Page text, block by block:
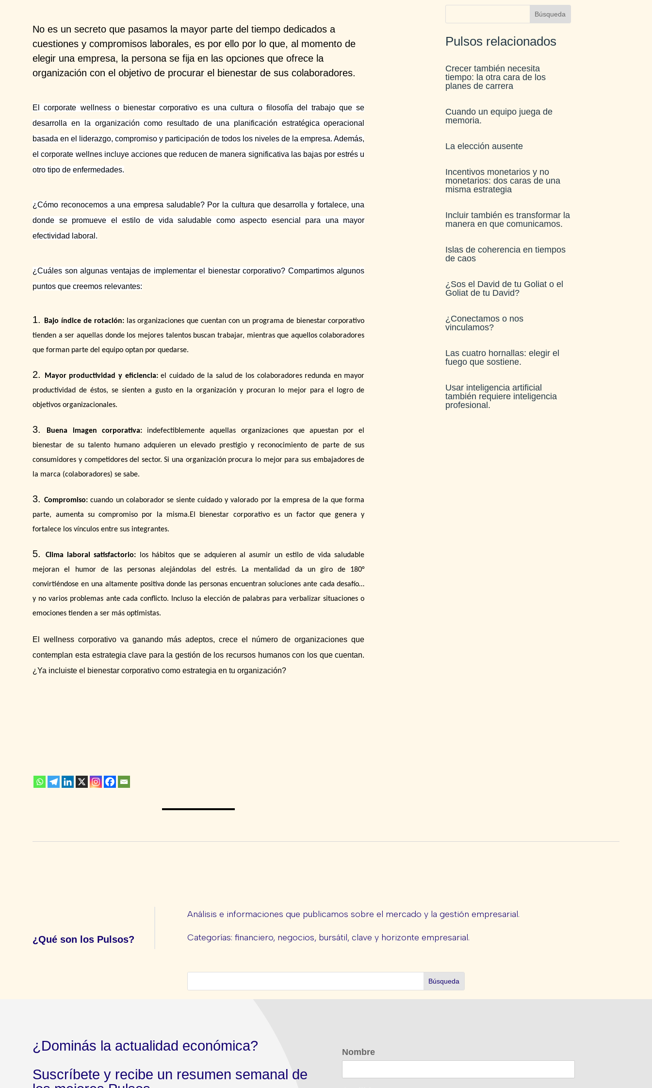
No es un secreto que pasamos la mayor parte del tiempo dedicados a
cuestiones y compromisos laborales, es por ello por lo que, al momento de
elegir una empresa, la persona se fija en las opciones que ofrece la
organización con el objetivo de procurar el bienestar de sus colaboradores.
El corporate wellness o bienestar corporativo es una cultura o filosofía del trabajo que se
desarrolla en la organización como resultado de una planificación estratégica operacional
basada en el liderazgo, compromiso y participación de todos los niveles de la empresa. Además,
el corporate wellnes incluye acciones que reducen de manera significativa las bajas por estrés u
otro tipo de enfermedades.
¿Cómo reconocemos a una empresa saludable? Por la cultura que desarrolla y fortalece, una
donde se promueve el estilo de vida saludable como aspecto esencial para una mayor
efectividad laboral.
¿Cuáles son algunas ventajas de implementar el bienestar corporativo? Compartimos algunos
puntos que creemos relevantes:
Bajo índice de rotación: las organizaciones que cuentan con un programa de bienestar corporativo
tienden a ser aquellas donde los mejores talentos buscan trabajar, mientras que aquellos colaboradores
que forman parte del equipo optan por quedarse.
Mayor productividad y eficiencia:el cuidado de la salud de los colaboradores redunda en mayor
productividad de éstos, se sienten a gusto en la organización y procuran lo mejor para el logro de
objetivos organizacionales.
Buena imagen corporativa: indefectiblemente aquellas organizaciones que apuestan por el
bienestar de su talento humano adquieren un elevado prestigio y reconocimiento de parte de sus
consumidores y competidores del sector. Si una organización procura lo mejor para sus embajadores de
la marca (colaboradores) se sabe.
Compromiso:cuando un colaborador se siente cuidado y valorado por la empresa de la que forma
parte, aumenta su compromiso por la misma.El bienestar corporativo es un factor que genera y
fortalece los vínculos entre sus integrantes.
Clima laboral satisfactorio:
los hábitos que se adquieren al asumir un estilo de vida saludable
mejoran el humor de las personas alejándolas del estrés. La mentalidad da un giro de 180°
convirtiéndose en una altamente positiva donde las personas encuentran soluciones ante cada desafío…
y no varios problemas ante cada conflicto. Incluso la elección de palabras para verbalizar situaciones o
emociones tienden a ser más optimistas.
El wellness corporativo va ganando más adeptos, crece el número de organizaciones que
contemplan esta estrategia clave para la gestión de los recursos humanos con los que cuentan.
¿Ya incluiste el bienestar corporativo como estrategia en tu organización?
Pulsos relacionados
Crecer también necesita
tiempo: la otra cara de los
planes de carrera
Cuando un equipo juega de
memoria.
La elección ausente
Incentivos monetarios y no
monetarios: dos caras de una
misma estrategia
Incluir también es transformar la
manera en que comunicamos.
Islas de coherencia en tiempos
de caos
¿Sos el David de tu Goliat o el
Goliat de tu David?
¿Conectamos o nos
vinculamos?
Las cuatro hornallas: elegir el
fuego que sostiene.
Usar inteligencia artificial
también requiere inteligencia
profesional.
¿Qué son los Pulsos?
Análisis e informaciones que publicamos sobre el mercado y la gestión empresarial.
Categorías: financiero, negocios, bursátil, clave y horizonte empresarial.
¿Dominás la actualidad económica?
Suscríbete y recibe un resumen semanal de
Nombre